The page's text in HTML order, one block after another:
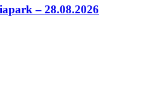
– 28.08.2026